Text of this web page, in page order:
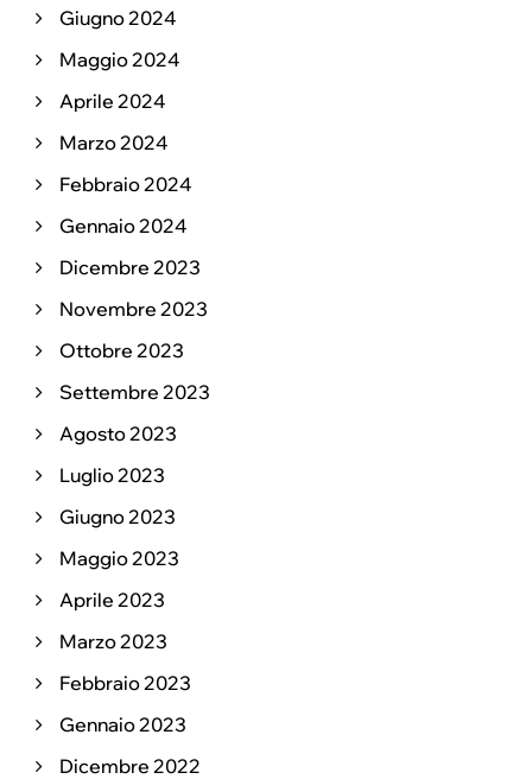
Giugno 2024
Maggio 2024
Aprile 2024
Marzo 2024
Febbraio 2024
Gennaio 2024
Dicembre 2023
Novembre 2023
Ottobre 2023
Settembre 2023
Agosto 2023
Luglio 2023
Giugno 2023
Maggio 2023
Aprile 2023
Marzo 2023
Febbraio 2023
Gennaio 2023
Dicembre 2022